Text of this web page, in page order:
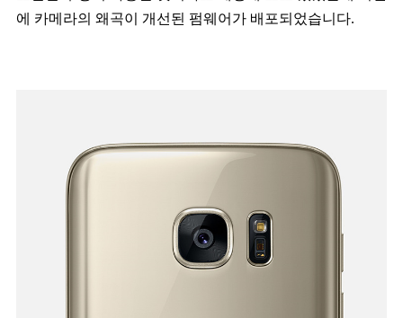
에 카메라의 왜곡이 개선된 펌웨어가 배포되었습니다.